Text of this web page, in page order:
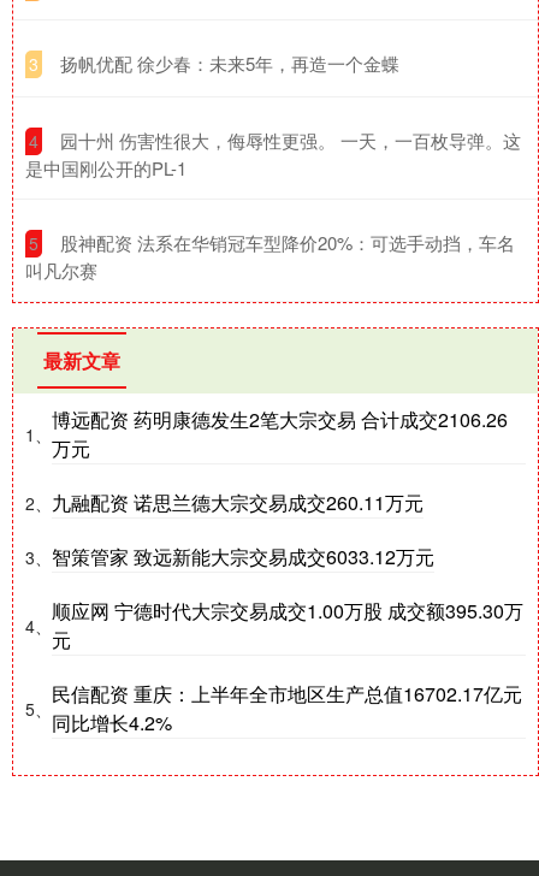
3 ​扬帆优配 徐少春：未来5年，再造一个金蝶
4
​园十州 伤害性很大，侮辱性更强。 一天，一百枚导弹。这
是中国刚公开的PL-1
5
​股神配资 法系在华销冠车型降价20%：可选手动挡，车名
叫凡尔赛
最新文章
1、
博远配资 药明康德发生2笔大宗交易 合计成交2106.26
万元
2、 九融配资 诺思兰德大宗交易成交260.11万元
3、 智策管家 致远新能大宗交易成交6033.12万元
4、
顺应网 宁德时代大宗交易成交1.00万股 成交额395.30万
元
5、
民信配资 重庆：上半年全市地区生产总值16702.17亿元
同比增长4.2%